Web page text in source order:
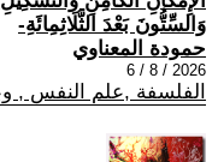
وَالسِّتُّونَ بَعْدَ الثَّلَاثِمِائَةِ-
حمودة المعناوي
2026 / 8 / 6
الفلسفة ,علم النفس ,